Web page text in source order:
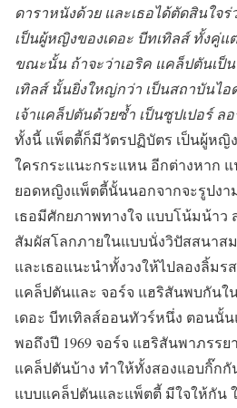
ดาราหนังด้วย และเธอได้ตัดสินใจ
เป็นผู้หญิงของเดอะ บีทเทิลส์ ทั้งคู่แ
ขณะนั้น ถ้าจะว่าเอริค แคล็ปตันเป็น
เทิลส์ นั้นยิ่งใหญ่กว่า เป็นสถาบันไ
เจ้าแคล็ปตันด้วยซ้ำ เป็นซูปเปอร์ ล
ทั้งนี้ แพ็ตตี้ก็มีวัตรปฏิบัตร เป็นผู้หญิ
ใครกระแนะกระแหน อีกต่างหาก
ยอดหญิงแพ็ตตี้นั้นนอกจากจะรูปงา
เธอมีศักยภาพทางใจ แบบโน้มน้าว
สัมผัสโลกภายในแบบนั่งวิปัสสนาส
และเธอแนะนำทั้งวงให้ไปลองลิ้มร
แคล็ปตันและ จอร์จ แฮริสันพบกันใ
เดอะ บีทเทิลส์ออนทัวร์หนึ่ง ตอนนั้
พอถึงปี 1969 จอร์จ แฮริสันพาภรร
แคล็ปตันบ้าง ทำให้ทั้งสองแอบกิ๊กกั
แบบแคล็ปตันและแพ็ตตี้ มีใจให้กัน